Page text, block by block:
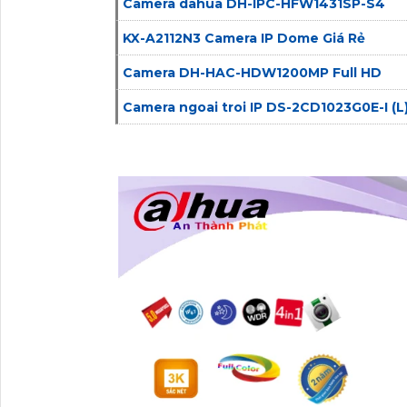
Camera dahua DH-IPC-HFW1431SP-S4
KX-A2112N3 Camera IP Dome Giá Rẻ
Camera DH-HAC-HDW1200MP Full HD
Camera ngoai troi IP DS-2CD1023G0E-I